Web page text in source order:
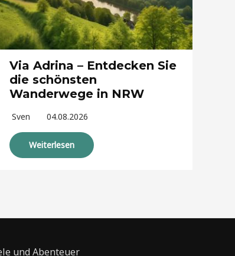
Via Adrina – Entdecken Sie
die schönsten
Wanderwege in NRW
Sven 04.08.2026
Weiterlesen
und Abenteuer